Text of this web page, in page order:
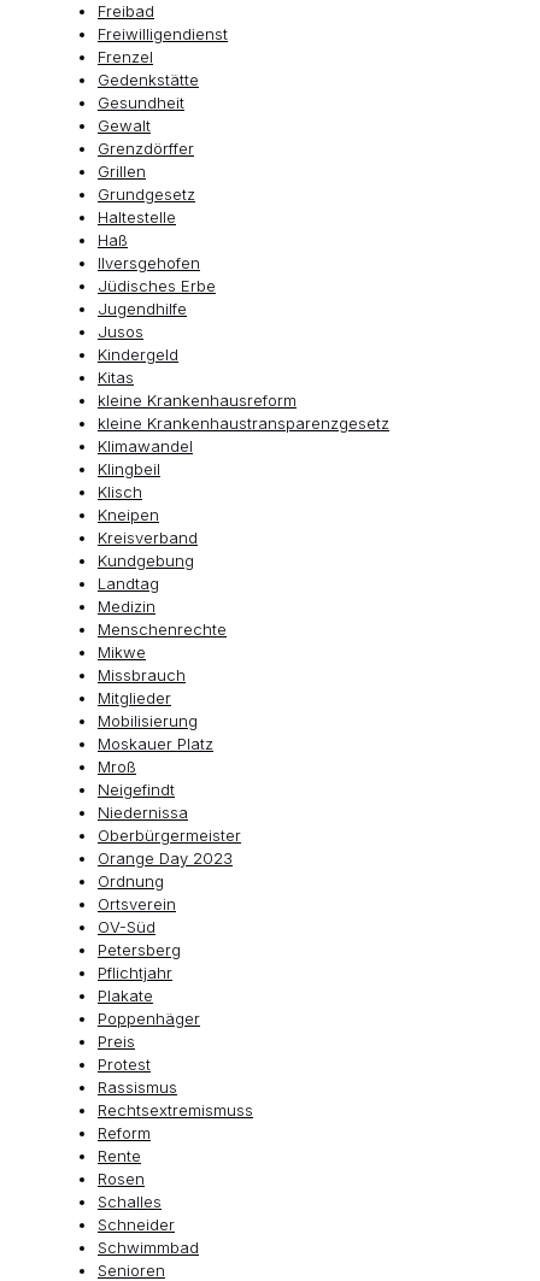
Freibad
Freiwilligendienst
Frenzel
Gedenkstätte
Gesundheit
Gewalt
Grenzdörffer
Grillen
Grundgesetz
Haltestelle
Haß
Ilversgehofen
Jüdisches Erbe
Jugendhilfe
Jusos
Kindergeld
Kitas
kleine Krankenhausreform
kleine Krankenhaustransparenzgesetz
Klimawandel
Klingbeil
Klisch
Kneipen
Kreisverband
Kundgebung
Landtag
Medizin
Menschenrechte
Mikwe
Missbrauch
Mitglieder
Mobilisierung
Moskauer Platz
Mroß
Neigefindt
Niedernissa
Oberbürgermeister
Orange Day 2023
Ordnung
Ortsverein
OV-Süd
Petersberg
Pflichtjahr
Plakate
Poppenhäger
Preis
Protest
Rassismus
Rechtsextremismuss
Reform
Rente
Rosen
Schalles
Schneider
Schwimmbad
Senioren